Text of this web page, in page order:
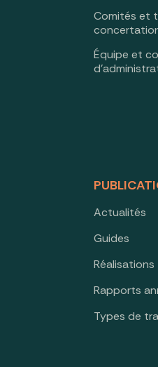
Comités et
Équipe et
Actualités
Guides
Réalisations
Rapports
Types de